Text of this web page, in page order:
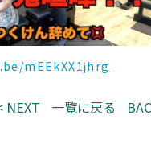
mEEkXX1jhrg
NEXT 一覧に戻る